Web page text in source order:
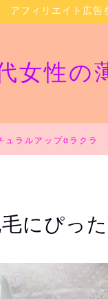
アフィリエイト広告
女性の
ュラルアップαラクラ
にぴった